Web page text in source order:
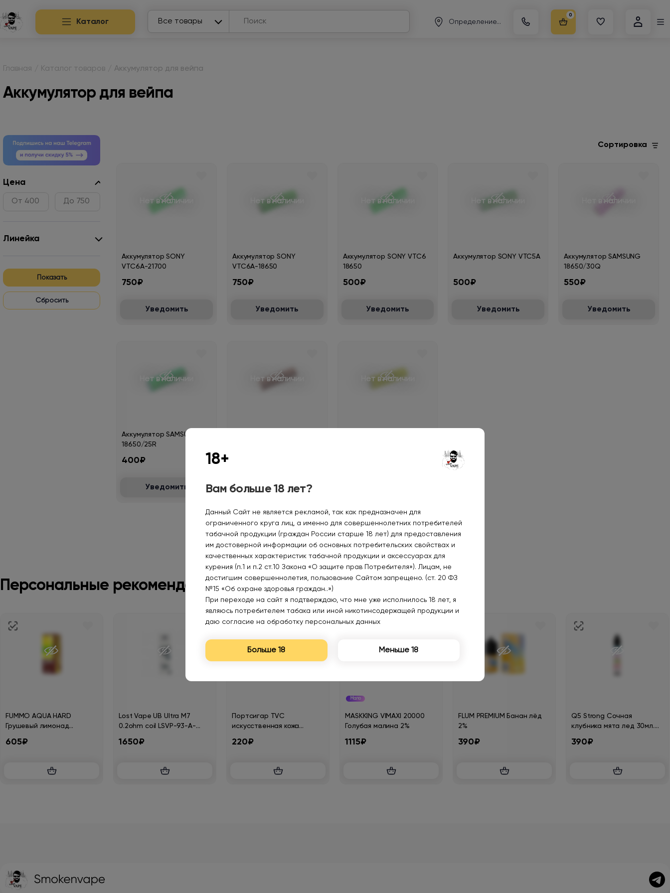
Каталог Все товары
Search
Определение...
0
Главная Каталог товаров Аккумулятор для вейпа
Аккумулятор для вейпа
Цена
Линейка
Показать
Сортировка
Нет в наличии
Аккумулятор SONY
VTC6А-21700
750₽
Уведомить
Нет в наличии
Аккумулятор SONY
VTC6А-18650
750₽
Уведомить
Нет в наличии
Аккумулятор SONY VTC6
18650
500₽
Уведомить
Нет в наличии
Аккумулятор SONY VTC5А
500₽
Уведомить
Нет в наличии
Аккумулятор SAMSUNG
18650/30Q
550₽
Уведомить
Нет в наличии
Аккумулятор SAMSUNG
18650/25R
400₽
Уведомить
Нет в наличии
Уведомить
Нет в наличии
Персональные рекомендации
FUMMO AQUA HARD
Грушевый лимонад
605₽
Lost Vape UB Ultra M7
0.2ohm coil LSVP-93-A-
1650₽
Портсигар TVC
искусственная кожа
сигарет
220₽
Мало
MASKKING VIMAXI 20000
Голубая малина 2%
1115₽
FLUM PREMIUM Банан лёд
2%
390₽
Q5 Strong Сочная
клубника мята лед 30мл.
390₽
18+
Вам больше 18 лет?
Данный Сайт не является рекламой, так как предназначен для
ограниченного круга лиц, а именно для совершеннолетних потребителей
табачной продукции (граждан России старше 18 лет) для предоставления
им достоверной информации об основных потребительских свойствах и
качественных характеристик табачной продукции и аксессуарах для
курения (п.1 и п.2 ст.10 Закона «О защите прав Потребителя»). Лицам, не
достигшим совершеннолетия, пользование Сайтом запрещено. (ст. 20 ФЗ
№15 «Об охране здоровья граждан..»)
При переходе на сайт я подтверждаю, что мне уже исполнилось 18 лет, я
являюсь потребителем табака или иной никотинсодержащей продукции и
даю согласие на обработку персональных данных
Больше 18 Меньше 18